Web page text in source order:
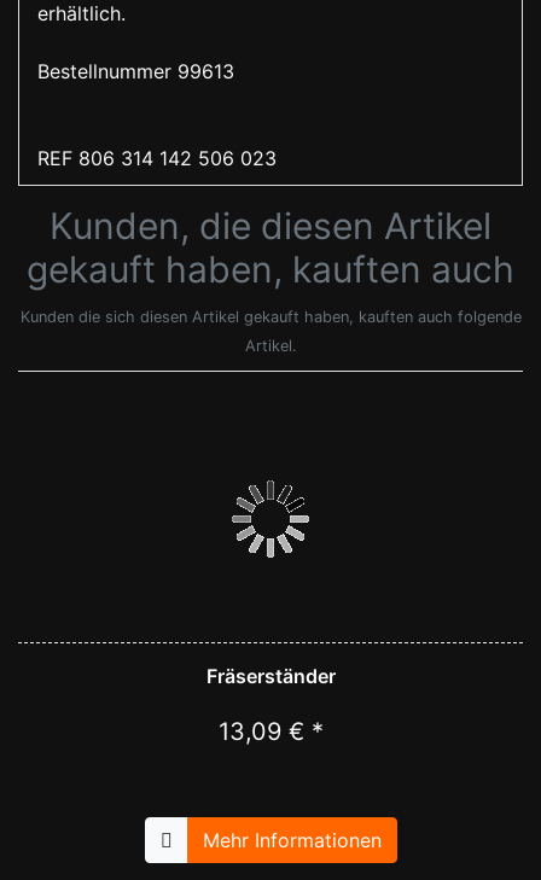
erhältlich.
Bestellnummer 99613
REF 806 314 142 506 023
Kunden, die diesen Artikel
gekauft haben, kauften auch
Kunden die sich diesen Artikel gekauft haben, kauften auch folgende
Artikel.
Fräserständer
13,09 € *
Mehr Informationen